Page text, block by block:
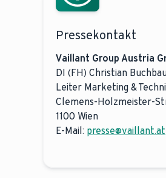
Pressekontakt
Vaillant Group Austria
DI (FH) Christian
Leiter Marketing &
Clemens-Holzmeister-
1100 Wien
E-Mail: presse@vaillant.at